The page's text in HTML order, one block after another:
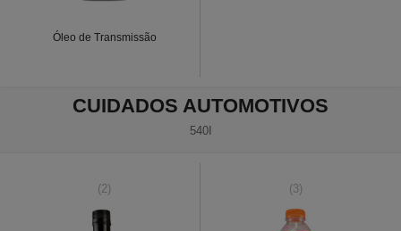
Óleo de Transmissão
CUIDADOS AUTOMOTIVOS
540I
(2) (3)